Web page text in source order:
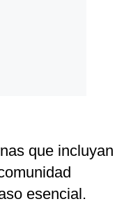
que incluyan
esencial.